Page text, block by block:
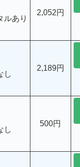
ルあり
2,052円
し
2,189円
し
500円